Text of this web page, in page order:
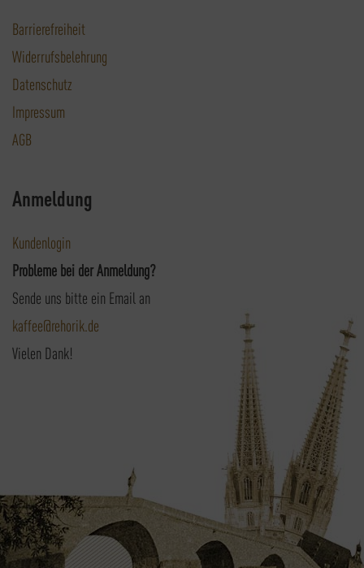
Barrierefreiheit
Widerrufsbelehrung
Datenschutz
Impressum
AGB
Anmeldung
Kundenlogin
Probleme bei der Anmeldung?
Sende uns bitte ein Email an
kaffee@rehorik.de
Vielen Dank!